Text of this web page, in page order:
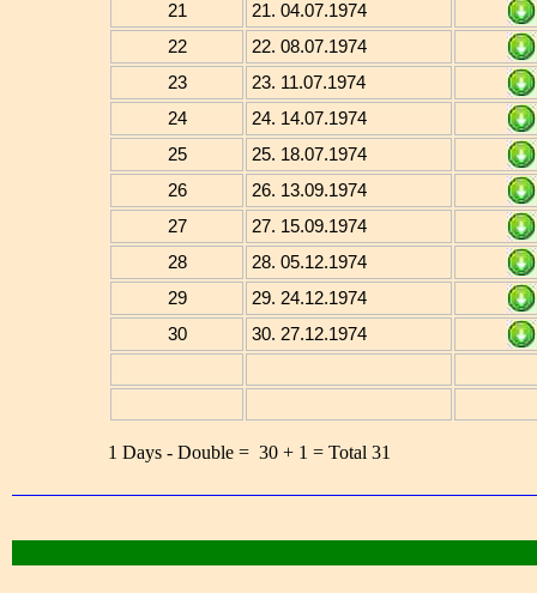
21
21. 04.07.1974
22
22. 08.07.1974
23
23. 11.07.1974
24
24. 14.07.1974
25
25. 18.07.1974
26
26. 13.09.1974
27
27. 15.09.1974
28
28. 05.12.1974
29
29. 24.12.1974
30
30. 27.12.1974
1 Days - Double = 30 + 1 = Total 31